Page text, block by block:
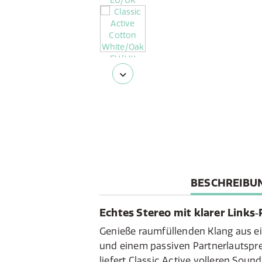
CURRENT
TAB:
Echtes Stereo mit klarer
Genieße raumfüllenden Klang aus
und einem passiven